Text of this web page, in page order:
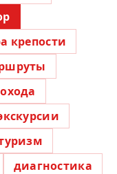
крепости
диагностика